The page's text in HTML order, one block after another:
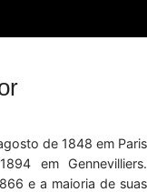
de 1848 em Paris
em Gennevilliers.
e a maioria de suas